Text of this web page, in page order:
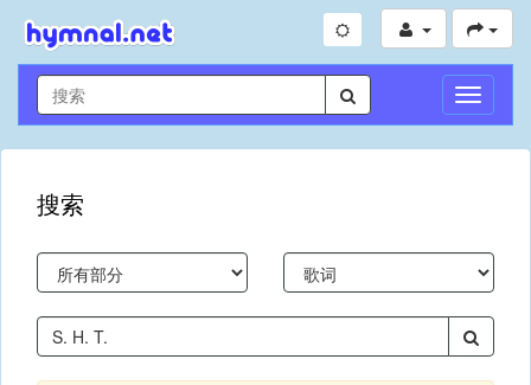
切
换
导
搜索